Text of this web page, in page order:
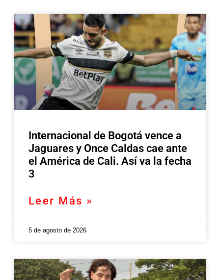
Internacional de Bogotá vence a
Jaguares y Once Caldas cae ante
el América de Cali. Así va la fecha
3
Leer Más »
5 de agosto de 2026